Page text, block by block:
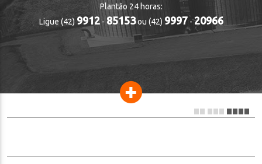
Plantão 24 horas:
Ligue (42) 9912-85153ou (42) 9997-20966